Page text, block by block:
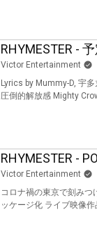
RHYMESTER -
Victor Entertainment
Lyrics by Mummy-D, 宇多丸
圧倒的解放感 Mighty
RHYMESTER -
Victor Entertainment
コロナ禍の東京で刻み
ッケージ化 ライブ